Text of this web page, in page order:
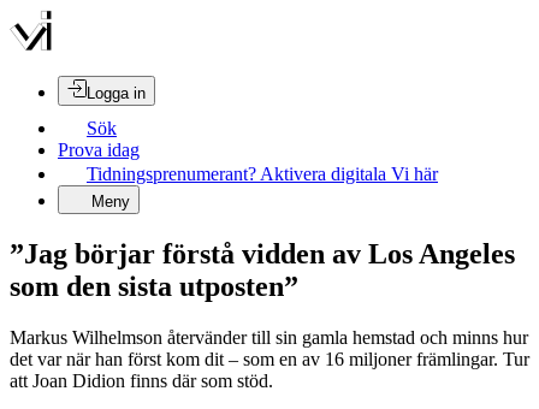
Logga in
Sök
Prova idag
Tidningsprenumerant? Aktivera digitala Vi här
Meny
”Jag börjar förstå vidden av Los Angeles
som den sista utposten”
Markus Wilhelmson återvänder till sin gamla hemstad och minns hur
det var när han först kom dit – som en av 16 miljoner främlingar. Tur
att Joan Didion finns där som stöd.